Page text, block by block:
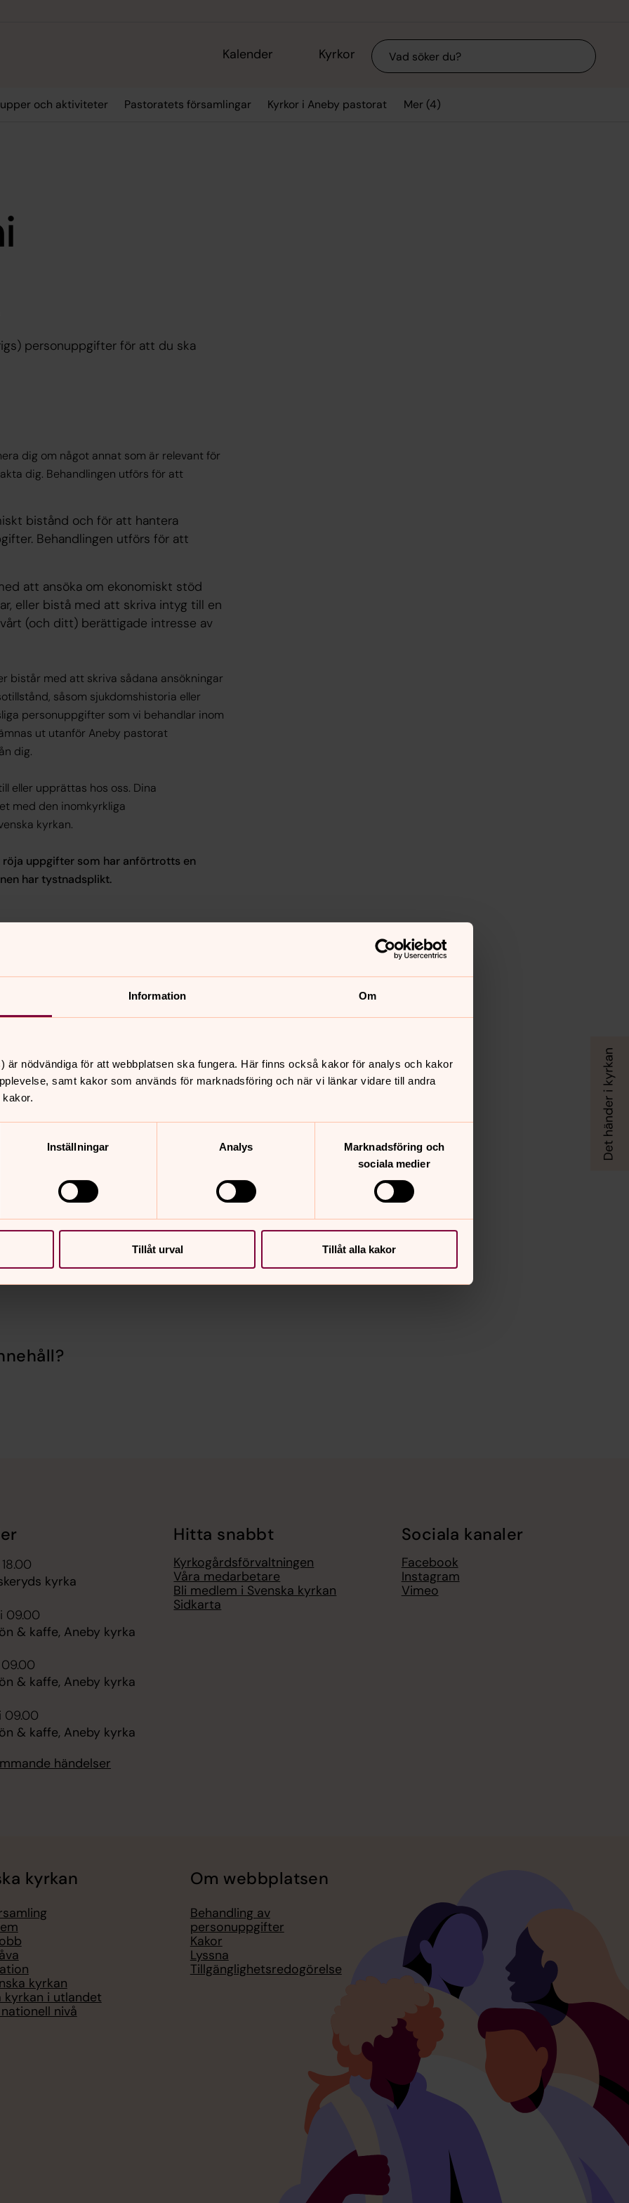
Information Om
är nödvändiga för att webbplatsen ska fungera. Här finns också kakor för analys och kakor
samt kakor som används för marknadsföring och när vi länkar vidare till andra
Inställningar Analys
Marknadsföring och
sociala medier
Tillåt urval Tillåt alla kakor
Kalender Kyrkor Sök
och aktiviteter Pastoratets församlingar Kyrkor i Aneby pastorat Mer (4)
personuppgifter för att du ska
dig om något annat som är relevant för
dig. Behandlingen utförs för att
bistånd och för att hantera
Behandlingen utförs för att
att ansöka om ekonomiskt stöd
eller bistå med att skriva intyg till en
(och ditt) berättigade intresse av
bistår med att skriva sådana ansökningar
såsom sjukdomshistoria eller
personuppgifter som vi behandlar inom
ut utanför Aneby pastorat
dig.
eller upprättas hos oss. Dina
med den inomkyrkliga
kyrkan.
röja uppgifter som har anförtrotts en
har tystnadsplikt.
e-post. Vid samtalet med diakonen kan
i låst kassaskåp. Personuppgifter
ansöka ur externa fonder.
e-postadress, personnummer.
uppgifter som lämnas under samtalet.
behandlas även adress, kontonummer,
hälsotillstånd och ev. missbruksproblem.
från samtalet gallras när de
om ekonomiskt bistånd och intyg
Uppgifter om utbetalning av medel
om inte annat nämns ovan. För
se startsidan för denna
och vårt dataskyddsombud.
kyrka
09.00
& kaffe, Aneby kyrka
09.00
& kaffe, Aneby kyrka
09.00
& kaffe, Aneby kyrka
händelser
Hitta snabbt
Kyrkogårdsförvaltningen
Våra medarbetare
Bli medlem i Svenska kyrkan
Sidkarta
Sociala kanaler
Facebook
Instagram
Vimeo
kyrkan
kyrkan
kyrkan i utlandet
nivå
Om webbplatsen
Behandling av
personuppgifter
Kakor
Lyssna
Tillgänglighetsredogörelse